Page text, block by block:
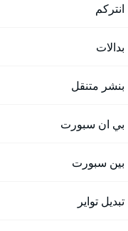
انتركم
بدالات
بنشر متنقل
بي ان سبورت
بين سبورت
تبديل تواير